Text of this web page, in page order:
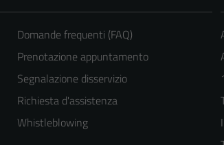
Domande frequenti (FAQ)
Prenotazione appuntamento
Segnalazione disservizio
Richiesta d'assistenza
Whistleblowing